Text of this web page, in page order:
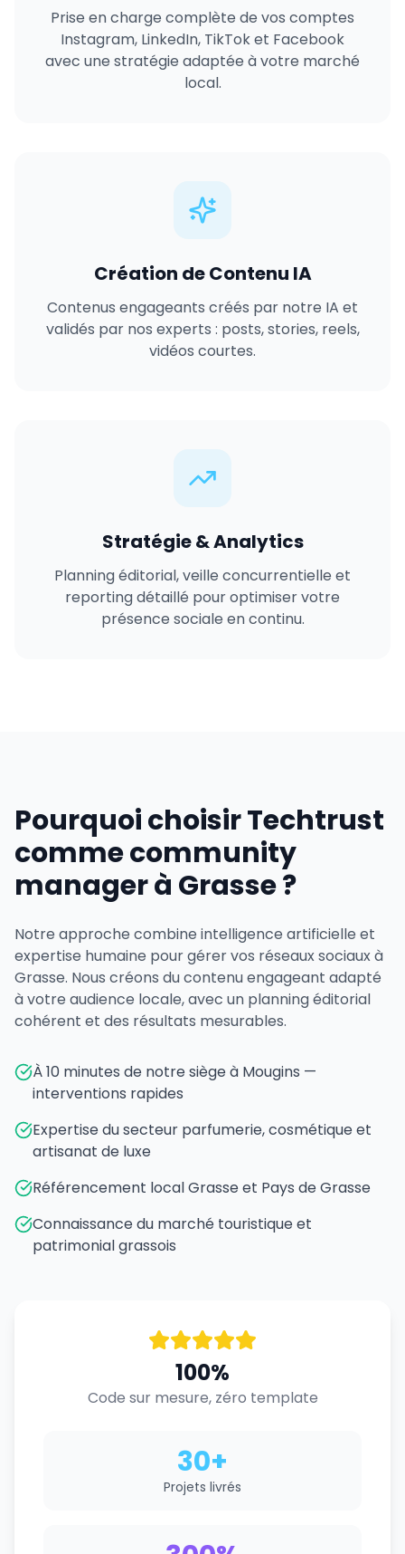
Prise en charge complète de vos comptes
Instagram, LinkedIn, TikTok et Facebook
avec une stratégie adaptée à votre marché
local.
Création de Contenu IA
Contenus engageants créés par notre IA et
validés par nos experts : posts, stories, reels,
vidéos courtes.
Stratégie & Analytics
Planning éditorial, veille concurrentielle et
reporting détaillé pour optimiser votre
présence sociale en continu.
Pourquoi choisir Techtrust
comme community
manager à Grasse ?
Notre approche combine intelligence artificielle et
expertise humaine pour gérer vos réseaux sociaux à
Grasse. Nous créons du contenu engageant adapté
à votre audience locale, avec un planning éditorial
cohérent et des résultats mesurables.
À 10 minutes de notre siège à Mougins —
interventions rapides
Expertise du secteur parfumerie, cosmétique et
artisanat de luxe
Référencement local Grasse et Pays de Grasse
Connaissance du marché touristique et
patrimonial grassois
100%
Code sur mesure, zéro template
30+
Projets livrés